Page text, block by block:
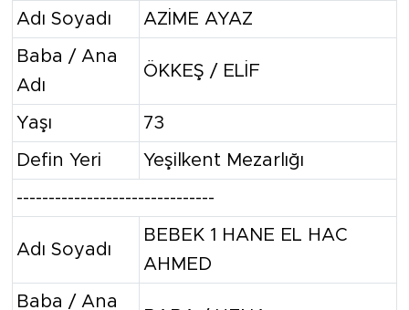
Adı Soyadı AZİME AYAZ
Baba / Ana
Adı
ÖKKEŞ / ELİF
Yaşı 73
Defin Yeri Yeşilkent Mezarlığı
-------------------------------
Adı Soyadı
BEBEK 1 HANE EL HAC
AHMED
Baba / Ana